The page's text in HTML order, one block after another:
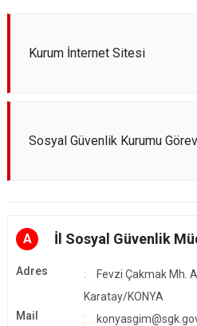
Kurum İnternet Sitesi
Sosyal Güvenlik Kurumu
A İl Sosyal Güvenlik
Adres
Fevzi Çakmak Mh.
Karatay/KONYA
Mail